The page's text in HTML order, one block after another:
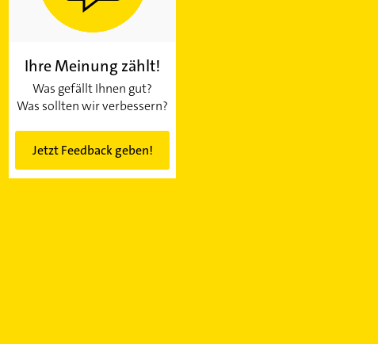
Ihre Meinung zählt!
Was gefällt Ihnen gut?
Was sollten wir verbessern?
Jetzt Feedback geben!